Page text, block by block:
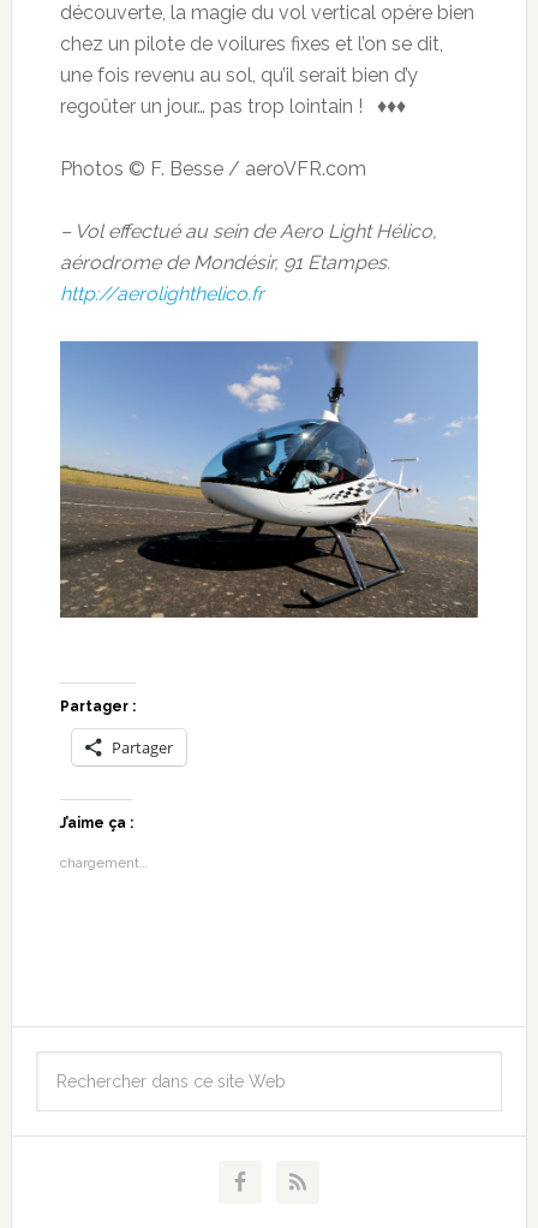
découverte, la magie du vol vertical opère bien
chez un pilote de voilures fixes et l’on se dit,
une fois revenu au sol, qu’il serait bien d’y
regoûter un jour… pas trop lointain ! ♦♦♦
Photos © F. Besse / aeroVFR.com
– Vol effectué au sein de Aero Light Hélico,
aérodrome de Mondésir, 91 Etampes.
http://aerolighthelico.fr
Partager :
Partager
J’aime ça :
chargement…